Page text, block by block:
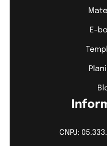
E-
CNPJ: